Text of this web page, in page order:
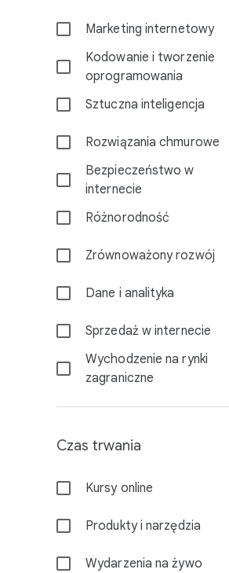
Marketing internetowy
Kodowanie i tworzenie
oprogramowania
Sztuczna inteligencja
Rozwiązania chmurowe
Bezpieczeństwo w
internecie
Różnorodność
Zrównoważony rozwój
Dane i analityka
Sprzedaż w internecie
Wychodzenie na rynki
zagraniczne
Czas trwania
Kursy online
Produkty i narzędzia
Wydarzenia na żywo